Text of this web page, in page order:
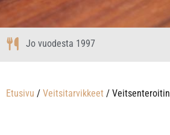
Jo vuodesta 1997
Etusivu / Veitsitarvikkeet / Veitsenteroitin